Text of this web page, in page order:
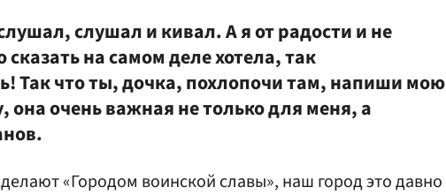
слушал и кивал. А я от радости и не
сказать на самом деле хотела, так
Так что ты, дочка, похлопочи там, напиши мою
она очень важная не только для меня, а
«Городом воинской славы», наш город это давно